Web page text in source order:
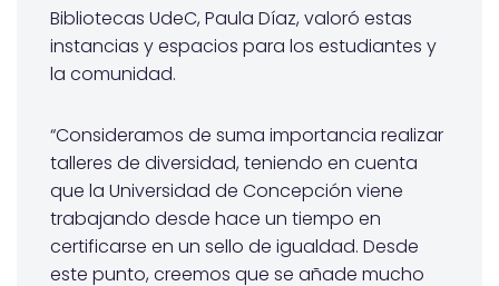
Bibliotecas UdeC, Paula Díaz, valoró estas
instancias y espacios para los estudiantes y
la comunidad.
“Consideramos de suma importancia realizar
talleres de diversidad, teniendo en cuenta
que la Universidad de Concepción viene
trabajando desde hace un tiempo en
certificarse en un sello de igualdad. Desde
este punto, creemos que se añade mucho